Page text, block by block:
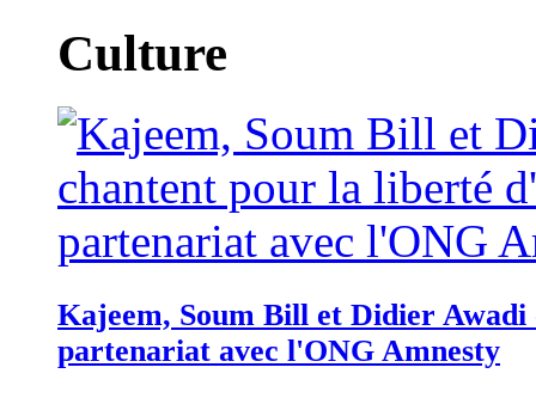
Culture
Kajeem, Soum Bill et Didier
partenariat avec l'ONG Amnesty